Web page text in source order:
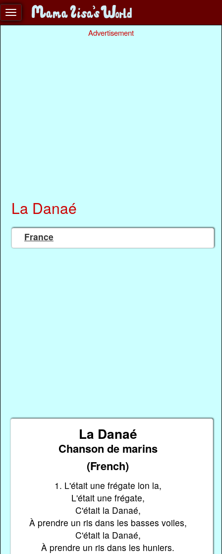
Advertisement
La Danaé
France
La Danaé
Chanson de marins
(French)
1. L'était une frégate lon la,
L'était une frégate,
C'était la Danaé,
À prendre un ris dans les basses voiles,
C'était la Danaé,
À prendre un ris dans les huniers.